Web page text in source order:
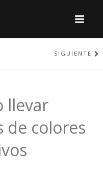
SIGUIENTE
llevar
de colores